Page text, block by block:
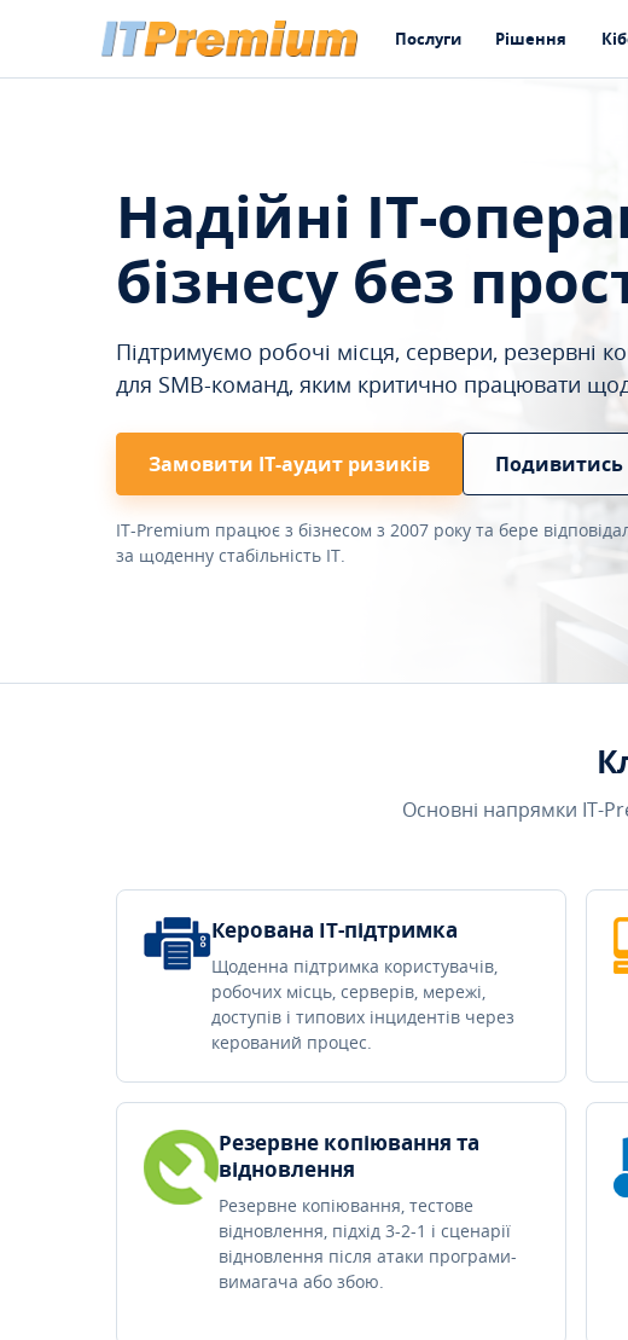
Послуги Рішення
Надійні IT-
бізнесу без
Підтримуємо робочі місця, сервери, резервні
для SMB-команд, яким критично працювати
Замовити ІТ-аудит ризиків Подивитись
IT-Premium працює з бізнесом з 2007 року та бере
за щоденну стабільність IT.
Основні напрямки IT-
Керована IT-підтримка
Щоденна підтримка користувачів,
робочих місць, серверів, мережі,
доступів і типових інцидентів через
керований процес.
Резервне копіювання та
відновлення
Резервне копіювання, тестове
відновлення, підхід 3-2-1 і сценарії
відновлення після атаки програми-
вимагача або збою.